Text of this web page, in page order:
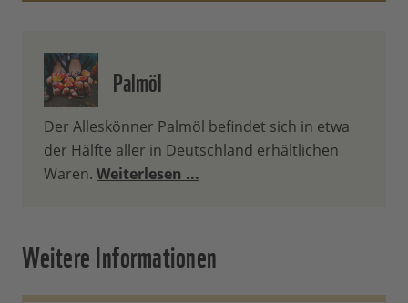
Palmöl
Der Alleskönner Palmöl befindet sich in etwa
der Hälfte aller in Deutschland erhältlichen
Waren. Weiterlesen ...
Weitere Informationen